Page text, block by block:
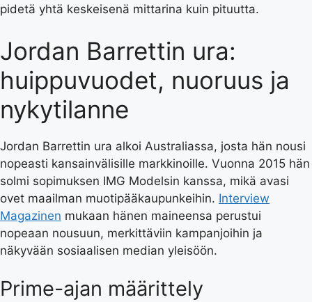
pidetä yhtä keskeisenä mittarina kuin pituutta.
Jordan Barrettin ura:
huippuvuodet, nuoruus ja
nykytilanne
Jordan Barrettin ura alkoi Australiassa, josta hän nousi
nopeasti kansainvälisille markkinoille. Vuonna 2015 hän
solmi sopimuksen IMG Modelsin kanssa, mikä avasi
ovet maailman muotipääkaupunkeihin. Interview
Magazinen mukaan hänen maineensa perustui
nopeaan nousuun, merkittäviin kampanjoihin ja
näkyvään sosiaalisen median yleisöön.
Prime-ajan määrittely